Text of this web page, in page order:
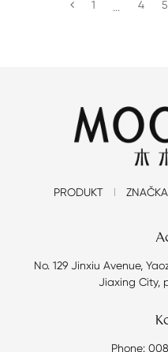
1 ... 4 5
PRODUKT ZNAČKA
No. 129 Jinxiu Avenue,
Jiaxing City,
Phone: